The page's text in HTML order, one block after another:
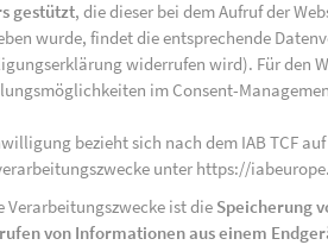
gestützt, die dieser bei dem Aufruf der
wurde, findet die entsprechende
widerrufen wird). Für den
im Consent-
bezieht sich nach dem IAB TCF
unter https://
Verarbeitungszwecke ist die Speicherung
von Informationen aus einem